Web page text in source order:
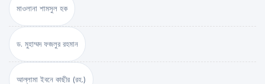
মাওলানা শামসুল হক
ড. মুহাম্মদ ফজলুর রহমান
আল্লামা ইবনে কাছীর (রহ.)